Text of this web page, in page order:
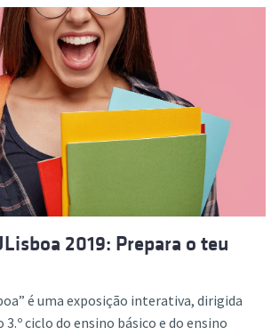
2019: Prepara o teu
é uma exposição interativa, dirigida
ciclo do ensino básico e do ensino